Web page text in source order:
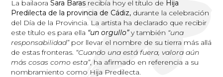
La bailaoraSara Baras recibía hoy el título de Hija
Predilecta de la provincia de Cádiz, durante la celebración
del Día de la Provincia. La artista ha declarado que recibir
este título es para ella “un orgullo”y también “una
responsabilidad”por llevar el nombre de su tierra más allá
de estas fronteras. “Cuando una está fuera, valora aún
más cosas como esta”, ha afirmado en referencia a su
nombramiento como Hija Predilecta.